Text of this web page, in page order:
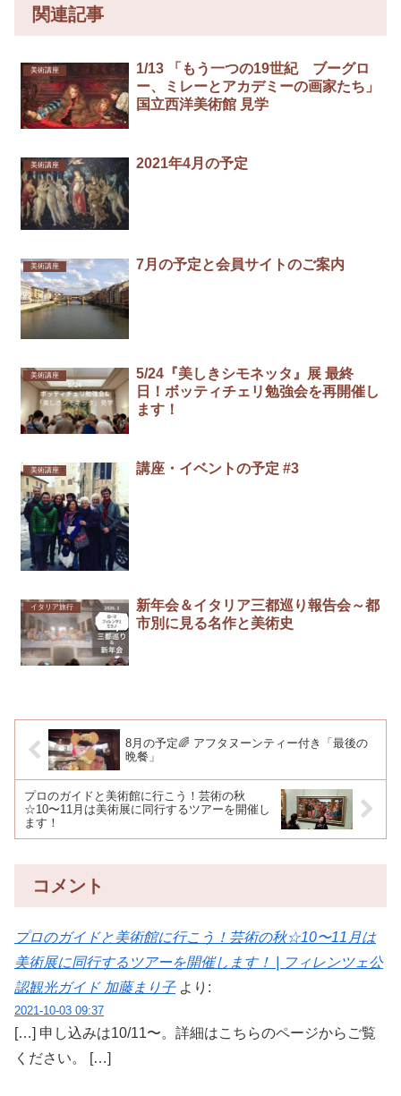
関連記事
美術講座
1/13 「もう一つの19世紀 ブーグロ
ー、ミレーとアカデミーの画家たち」
国立西洋美術館 見学
美術講座 2021年4月の予定
美術講座 7月の予定と会員サイトのご案内
美術講座
5/24『美しきシモネッタ』展 最終
日！ボッティチェリ勉強会を再開催し
ます！
美術講座 講座・イベントの予定 #3
イタリア旅行
新年会＆イタリア三都巡り報告会～都
市別に見る名作と美術史
8月の予定🌈 アフタヌーンティー付き「最後の
晩餐」
プロのガイドと美術館に行こう！芸術の秋
☆10〜11月は美術展に同行するツアーを開催し
ます！
コメント
プロのガイドと美術館に行こう！芸術の秋☆10〜11月は
美術展に同行するツアーを開催します！ | フィレンツェ公
認観光ガイド 加藤まり子 より:
2021-10-03 09:37
[…] 申し込みは10/11〜。詳細はこちらのページからご覧
ください。 […]